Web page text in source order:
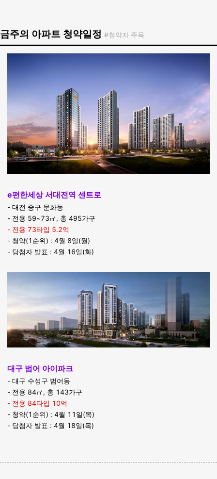
금주의 아파트 청약일정 #청약자 주목
e편한세상 서대전역 센트로
- 대전 중구 문화동
- 전용 59~73㎡, 총 495가구
- 전용 73타입 5.2억
- 청약(1순위) : 4월 8일(월)
- 당첨자 발표 : 4월 16일(화)
대구 범어 아이파크
- 대구 수성구 범어동
- 전용 84㎡, 총 143가구
- 전용 84타입 10억
- 청약(1순위) : 4월 11일(목)
- 당첨자 발표 : 4월 18일(목)